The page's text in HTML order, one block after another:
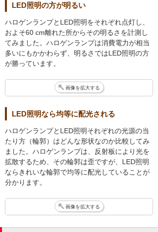
LED照明の方が明るい
ハロゲンランプとLED照明をそれぞれ点灯し、
およそ60 cm離れた所からその明るさを計測し
てみました。ハロゲンランプは消費電力が相当
多いにもかかわらず、明るさではLED照明の方
が勝っています。
画像を拡大する
LED照明なら均等に配光される
ハロゲンランプとLED照明それぞれの光源の当
たり方（輪郭）はどんな形状なのか比較してみ
ました。ハロゲンランプは、反射板により光を
拡散するため、その輪郭は歪ですが、LED照明
ならきれいな輪郭で均等に配光していることが
分かります。
画像を拡大する